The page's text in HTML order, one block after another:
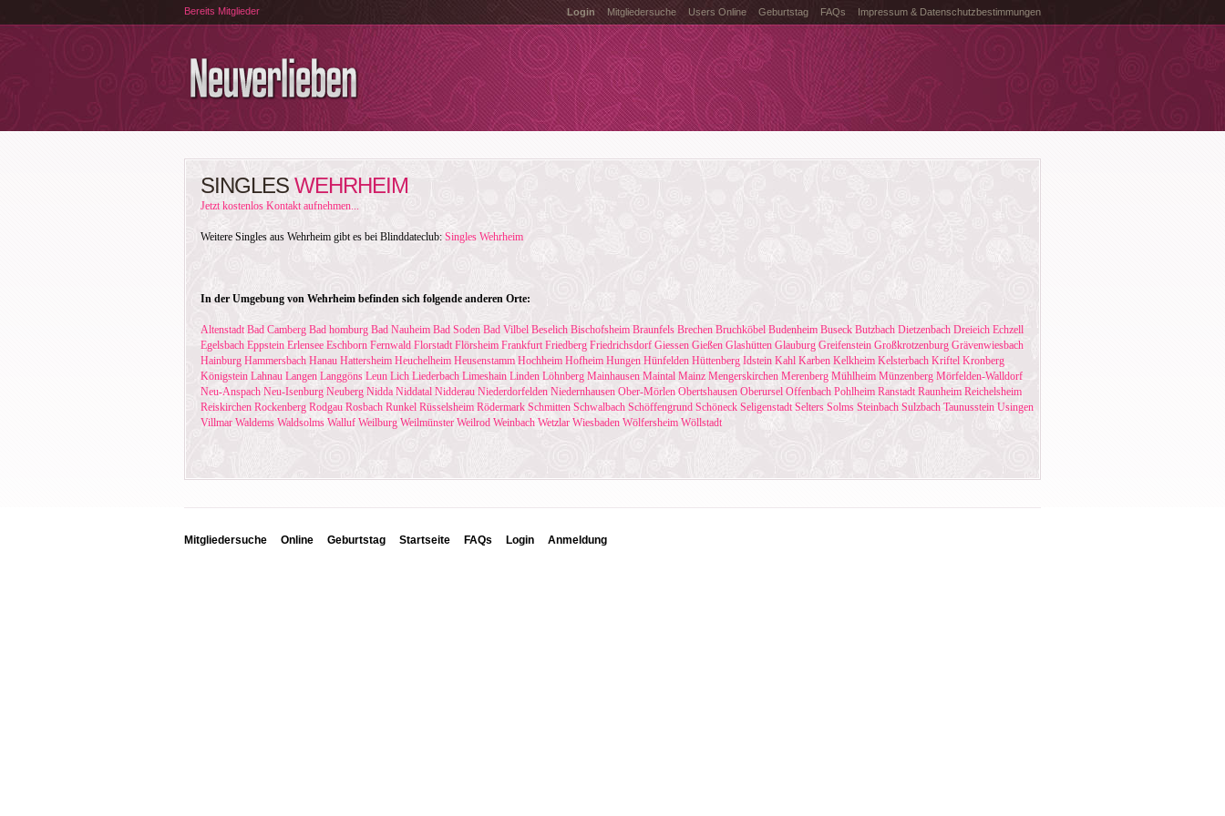
Login Mitgliedersuche Users Online Geburtstag FAQs Impressum & Datenschutzbestimmungen
Bereits Mitglieder
SINGLES WEHRHEIM
Jetzt kostenlos Kontakt aufnehmen...
Weitere Singles aus Wehrheim gibt es bei Blinddateclub: Singles Wehrheim
In der Umgebung von Wehrheim befinden sich folgende anderen Orte:
Altenstadt Bad Camberg Bad homburg Bad Nauheim Bad Soden Bad Vilbel Beselich Bischofsheim Braunfels Brechen Bruchköbel Budenheim Buseck Butzbach Dietzenbach Dreieich Echzell
Egelsbach Eppstein Erlensee Eschborn Fernwald Florstadt Flörsheim Frankfurt Friedberg Friedrichsdorf Giessen Gießen Glashütten Glauburg Greifenstein Großkrotzenburg Grävenwiesbach
Hainburg Hammersbach Hanau Hattersheim Heuchelheim Heusenstamm Hochheim Hofheim Hungen Hünfelden Hüttenberg Idstein Kahl Karben Kelkheim Kelsterbach Kriftel Kronberg
Königstein Lahnau Langen Langgöns Leun Lich Liederbach Limeshain Linden Löhnberg Mainhausen Maintal Mainz Mengerskirchen Merenberg Mühlheim Münzenberg Mörfelden-Walldorf
Neu-Anspach Neu-Isenburg Neuberg Nidda Niddatal Nidderau Niederdorfelden Niedernhausen Ober-Mörlen Obertshausen Oberursel Offenbach Pohlheim Ranstadt Raunheim Reichelsheim
Reiskirchen Rockenberg Rodgau Rosbach Runkel Rüsselsheim Rödermark Schmitten Schwalbach Schöffengrund Schöneck Seligenstadt Selters Solms Steinbach Sulzbach Taunusstein Usingen
Villmar Waldems Waldsolms Walluf Weilburg Weilmünster Weilrod Weinbach Wetzlar Wiesbaden Wölfersheim Wöllstadt
Mitgliedersuche Online Geburtstag Startseite FAQs Login Anmeldung